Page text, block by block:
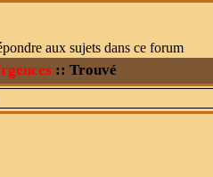
aux sujets dans ce forum
:: Trouvé